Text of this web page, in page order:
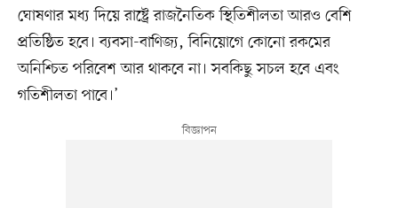
ঘোষণার মধ্য দিয়ে রাষ্ট্রে রাজনৈতিক স্থিতিশীলতা আরও বেশি
প্রতিষ্ঠিত হবে। ব্যবসা-বাণিজ্য, বিনিয়োগে কোনো রকমের
অনিশ্চিত পরিবেশ আর থাকবে না। সবকিছু সচল হবে এবং
গতিশীলতা পাবে।’